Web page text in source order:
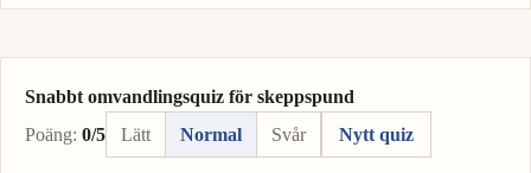
Snabbt omvandlingsquiz för skeppspund
Poäng: 0/5 Lätt Normal Svår Nytt quiz